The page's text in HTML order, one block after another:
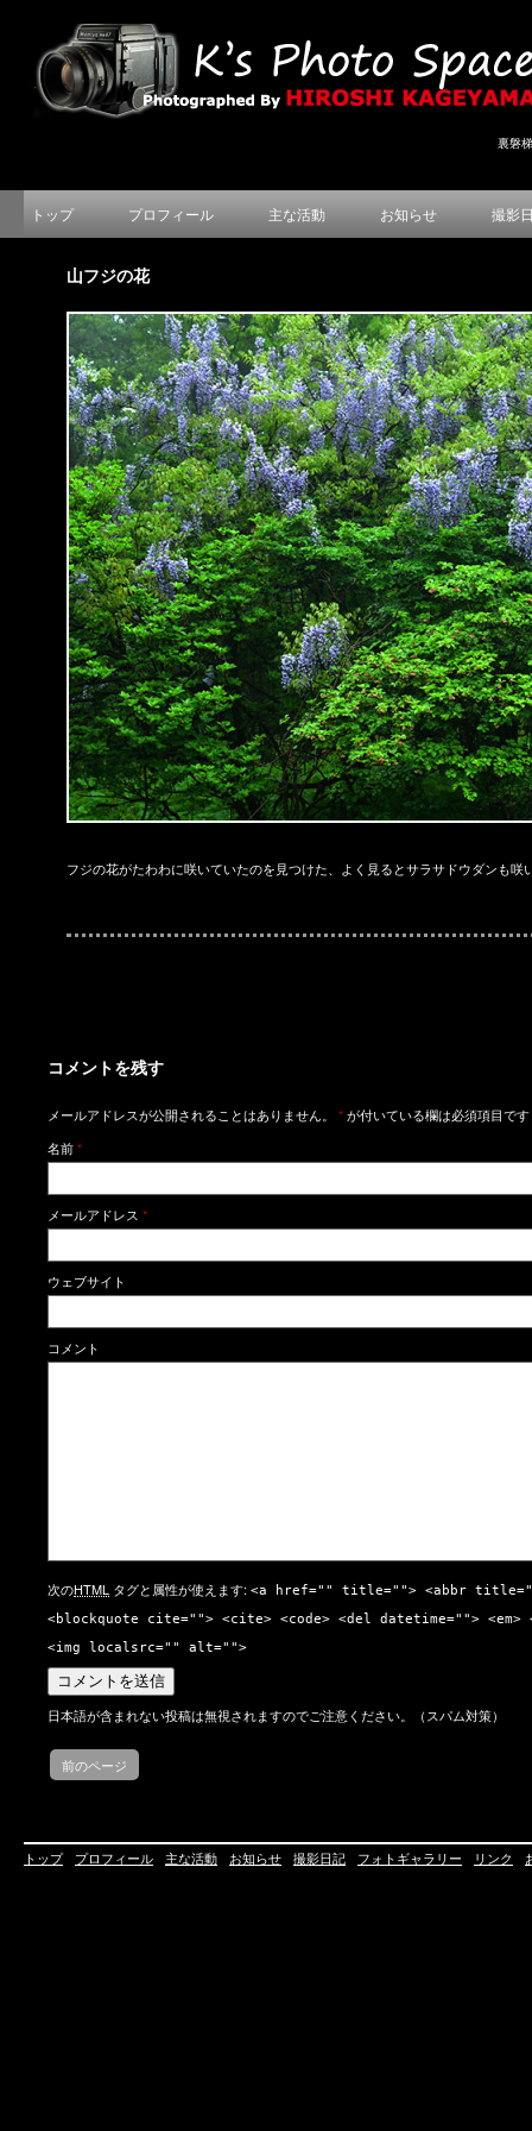
裏磐
トップ プロフィール 主な活動 お知らせ 撮影
山フジの花
フジの花がたわわに咲いていたのを見つけた、よく見るとサラサドウダンも咲
コメントを残す
メールアドレスが公開されることはありません。 *が付いている欄は必須項目です
名前*
メールアドレス *
ウェブサイト
コメント
次のHTML タグと属性が使えます: <a href="" title=""> <abbr
<blockquote cite=""> <cite> <code> <del datetime="">
<img localsrc="" alt="">
日本語が含まれない投稿は無視されますのでご注意ください。（スパム対策）
前のページ
トップ プロフィール 主な活動 お知らせ 撮影日記 フォトギャラリー リンク